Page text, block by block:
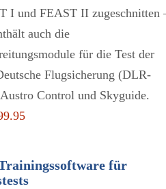
I und FEAST II zugeschnitten
auch die
für die Test der
Flugsicherung (DLR-
Control und Skyguide.
für